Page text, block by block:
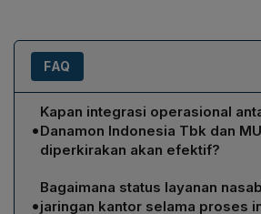
FAQ
•
Kapan integrasi operasional
Danamon Indonesia Tbk dan
diperkirakan akan efektif?
Integrasi tersebut ditargetkan akan
2027, setelah proses persiapan,
•
Bagaimana status layanan
jaringan kantor selama proses